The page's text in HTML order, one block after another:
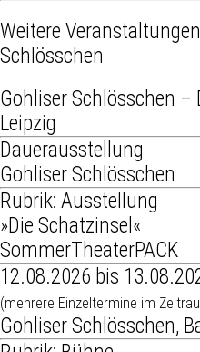
Weitere
Schlösschen
Gohliser Schlösschen
Leipzig
Dauerausstellung
Gohliser Schlösschen
Rubrik: Ausstellung
»Die Schatzinsel«
SommerTheaterPACK
12.08.2026 bis
(mehrere Einzeltermine im
Gohliser Schlösschen,